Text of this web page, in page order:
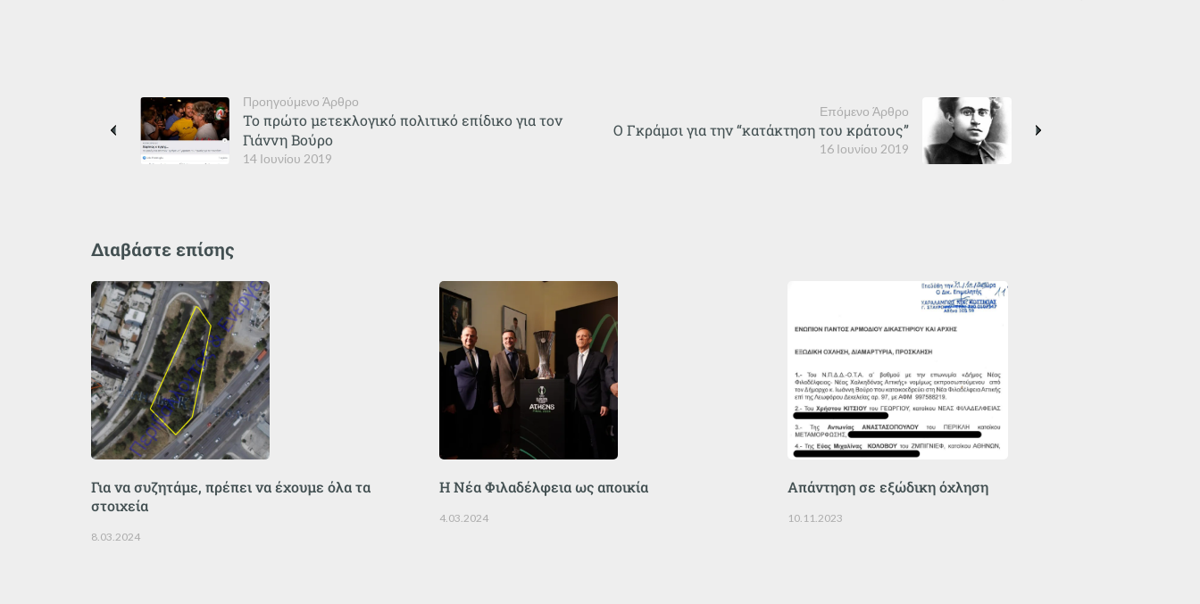
Προηγούμενο Άρθρο
14 Ιουνίου 2019
Το πρώτο μετεκλογικό πολιτικό επίδικο για τον
Γιάννη Βούρο
Επόμενο Άρθρο
16 Ιουνίου 2019
Ο Γκράμσι για την “κατάκτηση του κράτους”
Διαβάστε επίσης
Για να συζητάμε, πρέπει να έχουμε όλα τα
στοιχεία
8.03.2024
Η Νέα Φιλαδέλφεια ως αποικία
4.03.2024
Απάντηση σε εξώδικη όχληση
10.11.2023